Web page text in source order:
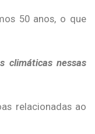
50 anos, o que
climáticas nessas
relacionadas ao